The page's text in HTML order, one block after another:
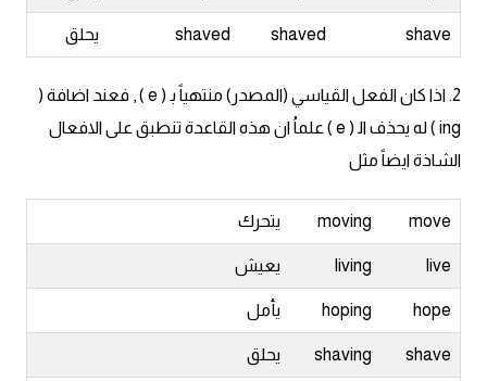
حروف الجر بالانجليزي
عبارات انجليزية قصيرة
الرتب العسكرية بالانجليزي
shave
shaved
shaved يحلق
2. اذا كان الفعل القياسي (المصدر) منتهياً ﺑ ( e ) , فعند اضافة (
ing ) له يحذف اﻟ ( e ) علماُ ان هذه القاعدة تنطبق على الافعال
الشاذة ايضاً مثل
move
moving يتحرك
live
living يعيش
hope
hoping يأمل
shave
shaving يحلق